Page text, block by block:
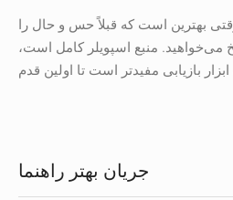
بهترین است که قبلاً حس و حال را
منبع اسپویلر کامل است،
جریان بهتر راهنما